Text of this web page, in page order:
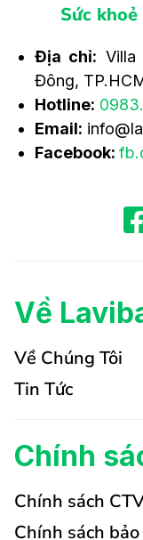
Sức
Địa chỉ:
Đông,
Hotline:
Email:
Facebook:
Về
Về Chúng Tôi
Tin Tức
Chính
Chính sách
Chính sách